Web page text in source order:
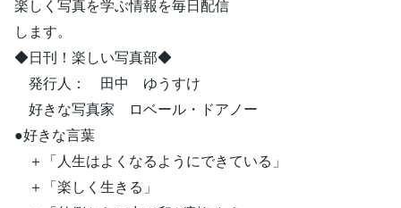
楽しく写真を学ぶ情報を毎日配信
します。
◆日刊！楽しい写真部◆
発行人： 田中 ゆうすけ
好きな写真家 ロベール・ドアノー
●好きな言葉
＋「人生はよくなるようにできている」
＋「楽しく生きる」